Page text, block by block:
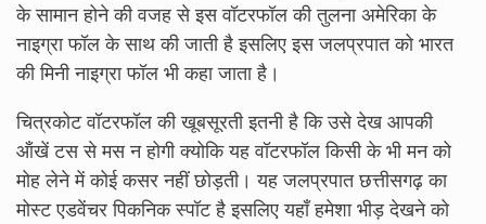
के सामान होने की वजह से इस वॉटरफॉल की तुलना अमेरिका के
नाइग्रा फॉल के साथ की जाती है इसलिए इस जलप्रपात को भारत
की मिनी नाइग्रा फॉल भी कहा जाता है।
चित्रकोट वॉटरफॉल की खूबसूरती इतनी है कि उसे देख आपकी
ऑंखें टस से मस न होगी क्योकि यह वॉटरफॉल किसी के भी मन को
मोह लेने में कोई कसर नहीं छोड़ती। यह जलप्रपात छत्तीसगढ़ का
मोस्ट एडवेंचर पिकनिक स्पॉट है इसलिए यहाँ हमेशा भीड़ देखने को